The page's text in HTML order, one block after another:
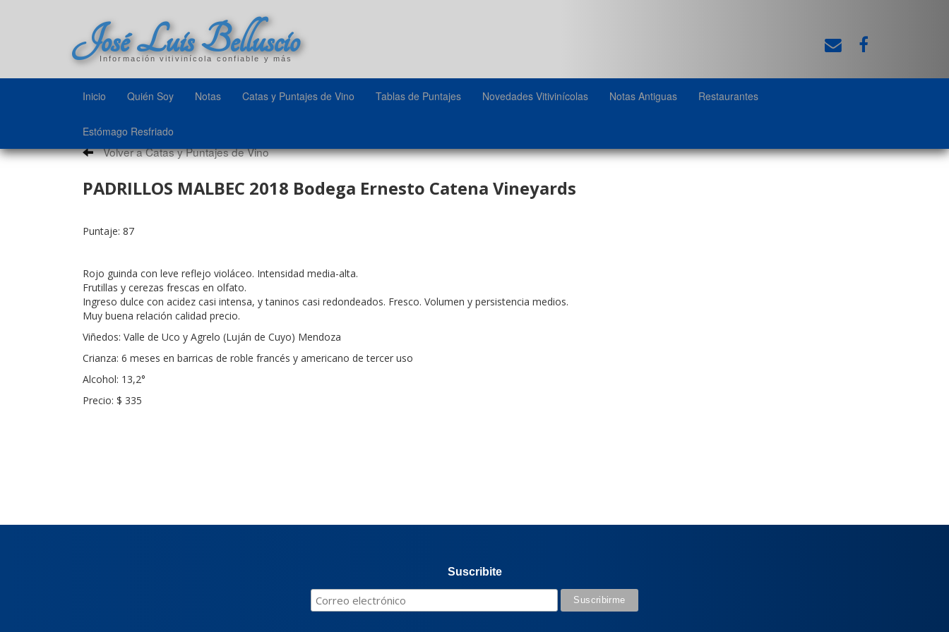
José Luis Belluscio
Información vitivinícola confiable y más
Inicio Quién Soy Notas Catas y Puntajes de Vino Tablas de Puntajes Novedades Vitivinícolas Notas Antiguas Restaurantes
Estómago Resfriado
Volver a Catas y Puntajes de Vino
PADRILLOS MALBEC 2018 Bodega Ernesto Catena Vineyards
Puntaje: 87
Rojo guinda con leve reflejo violáceo. Intensidad media-alta.
Frutillas y cerezas frescas en olfato.
Ingreso dulce con acidez casi intensa, y taninos casi redondeados. Fresco. Volumen y persistencia medios.
Muy buena relación calidad precio.
Viñedos: Valle de Uco y Agrelo (Luján de Cuyo) Mendoza
Crianza: 6 meses en barricas de roble francés y americano de tercer uso
Alcohol: 13,2°
Precio: $ 335
Suscribite